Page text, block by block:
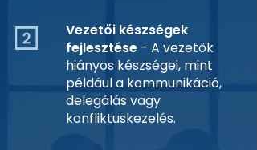
Vezetői készségek
fejlesztése - A vezetők
hiányos készségei, mint
például a kommunikáció,
delegálás vagy
konfliktuskezelés.